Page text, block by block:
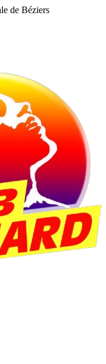
de Béziers